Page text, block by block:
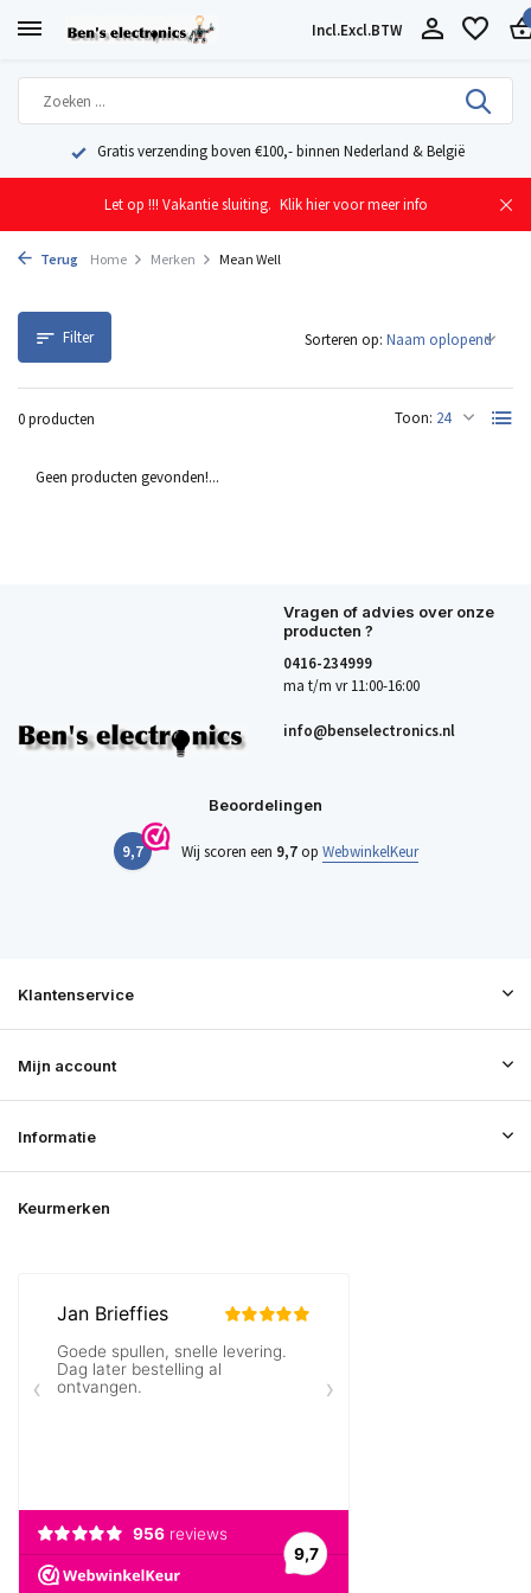
Incl.Excl.BTW
Gratis verzending boven €100,- binnen Nederland & België
Let op !!! Vakantie sluiting. Klik hier voor meer info
Terug Home Merken Mean Well
Filter
0 producten Toon:
Sorteren op:
Geen producten gevonden!...
Vragen of advies over onze
producten ?
0416-234999
ma t/m vr 11:00-16:00
info@benselectronics.nl
Beoordelingen
9,7 Wij scoren een 9,7op WebwinkelKeur
Klantenservice
Mijn account
Informatie
Keurmerken